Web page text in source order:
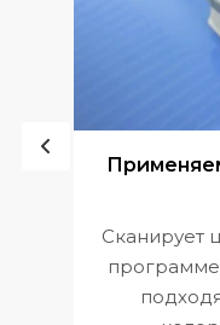
Сканирует